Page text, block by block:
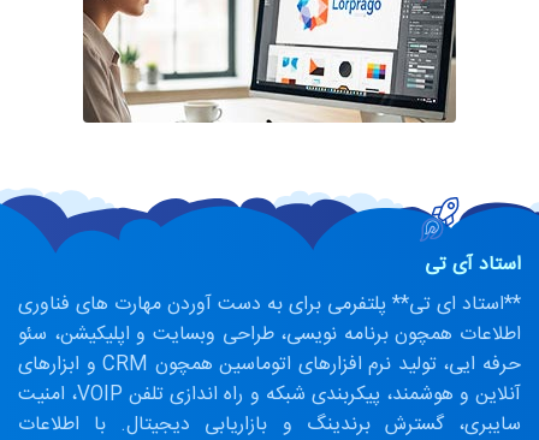
استاد آی تی
**استاد ای تی** پلتفرمی برای به دست آوردن مهارت های فناوری
اطلاعات همچون برنامه نویسی، طراحی وبسایت و اپلیکیشن، سئو
حرفه ایی، تولید نرم افزارهای اتوماسین همچون CRM و ابزارهای
آنلاین و هوشمند، پیکربندی شبکه و راه اندازی تلفن VOIP، امنیت
سایبری، گسترش برندینگ و بازاریابی دیجیتال. با اطلاعات